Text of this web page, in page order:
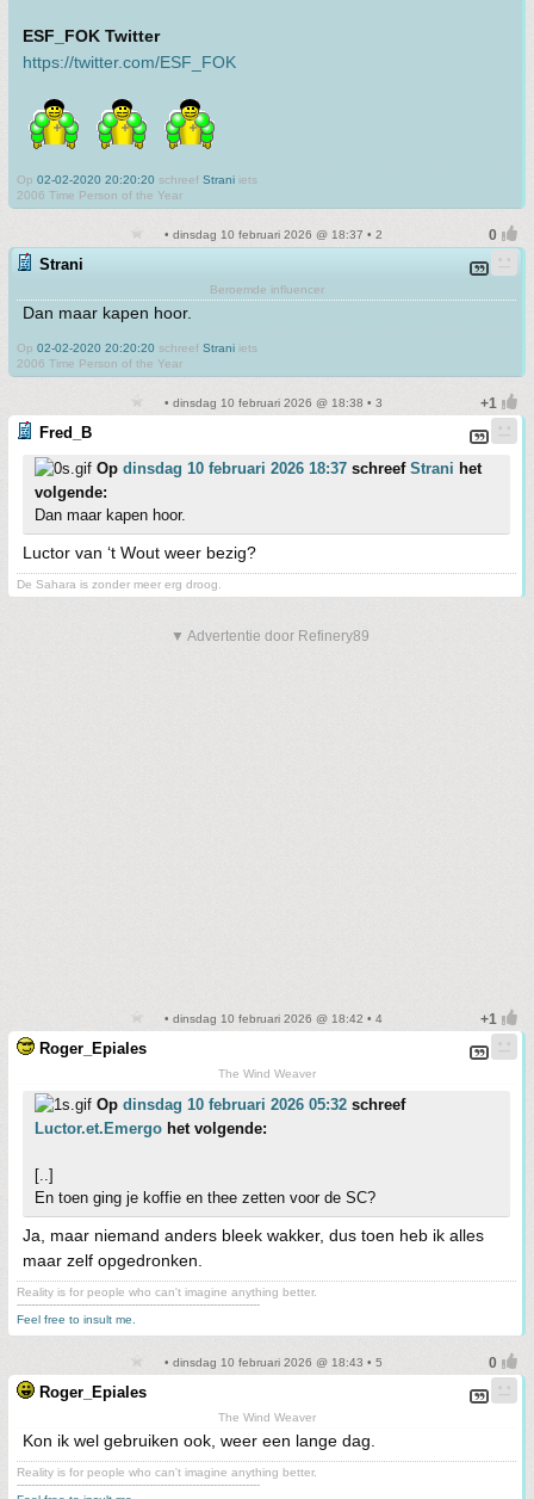
ESF_FOK Twitter
https://twitter.com/ESF_FOK
Op 02-02-2020 20:20:20 schreef Strani iets
2006 Time Person of the Year
• dinsdag 10 februari 2026 @ 18:37 • 2
Strani
Beroemde influencer
Dan maar kapen hoor.
Op 02-02-2020 20:20:20 schreef Strani iets
2006 Time Person of the Year
• dinsdag 10 februari 2026 @ 18:38 • 3
Fred_B
Op dinsdag 10 februari 2026 18:37 schreef Strani het
volgende:
Dan maar kapen hoor.
Luctor van ‘t Wout weer bezig?
De Sahara is zonder meer erg droog.
▼ Advertentie door Refinery89
• dinsdag 10 februari 2026 @ 18:42 • 4
Roger_Epiales
The Wind Weaver
Op dinsdag 10 februari 2026 05:32 schreef
Luctor.et.Emergo het volgende:
[..]
En toen ging je koffie en thee zetten voor de SC?
Ja, maar niemand anders bleek wakker, dus toen heb ik alles
maar zelf opgedronken.
Reality is for people who can't imagine anything better.
--------------------------------------------------------------------
Feel free to insult me.
• dinsdag 10 februari 2026 @ 18:43 • 5
Roger_Epiales
The Wind Weaver
Kon ik wel gebruiken ook, weer een lange dag.
Reality is for people who can't imagine anything better.
--------------------------------------------------------------------